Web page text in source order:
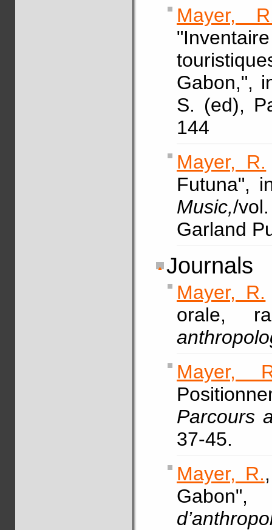
Mayer,
Gabon,",
S. (ed),
144
Mayer, R.
Futuna",
Music,/
Garland
Journals
Mayer, R.
orale,
Mayer,
Parcours
37-45.
Mayer, R.